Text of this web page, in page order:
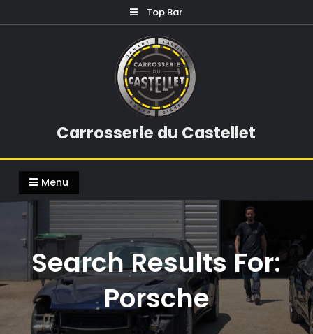
to
Top Bar
Carrosserie du Castellet
Menu
Search Results For:
Porsche